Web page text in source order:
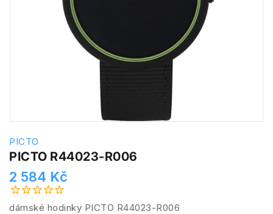
PICTO
PICTO R44023-R006
2 584 Kč
dámské hodinky PICTO R44023-R006